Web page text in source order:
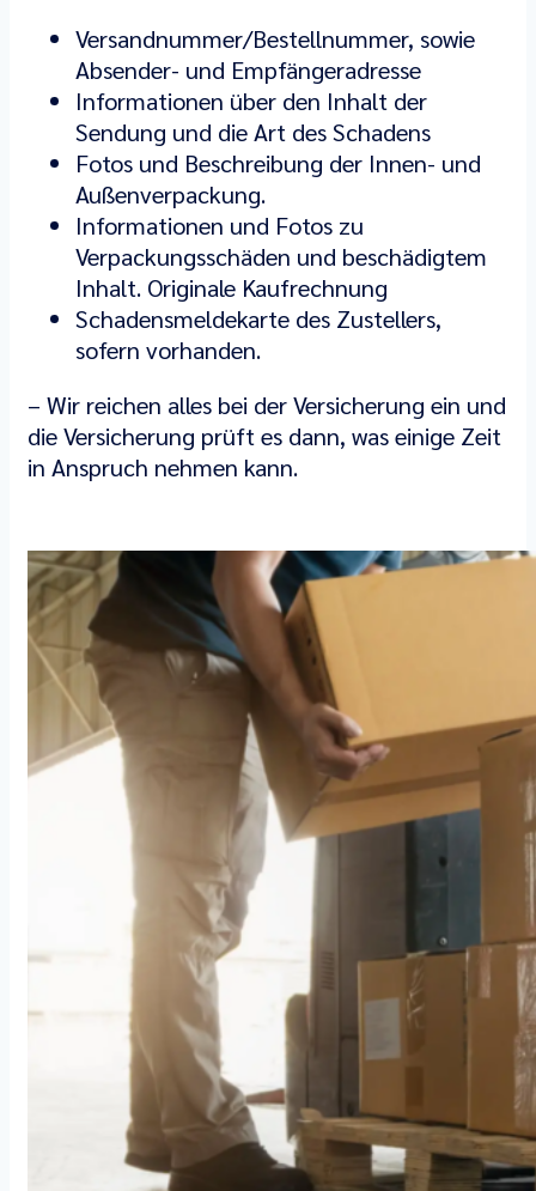
Versandnummer/Bestellnummer, sowie
Absender- und Empfängeradresse
Informationen über den Inhalt der
Sendung und die Art des Schadens
Fotos und Beschreibung der Innen- und
Außenverpackung.
Informationen und Fotos zu
Verpackungsschäden und beschädigtem
Inhalt. Originale Kaufrechnung
Schadensmeldekarte des Zustellers,
sofern vorhanden.
– Wir reichen alles bei der Versicherung ein und
die Versicherung prüft es dann, was einige Zeit
in Anspruch nehmen kann.